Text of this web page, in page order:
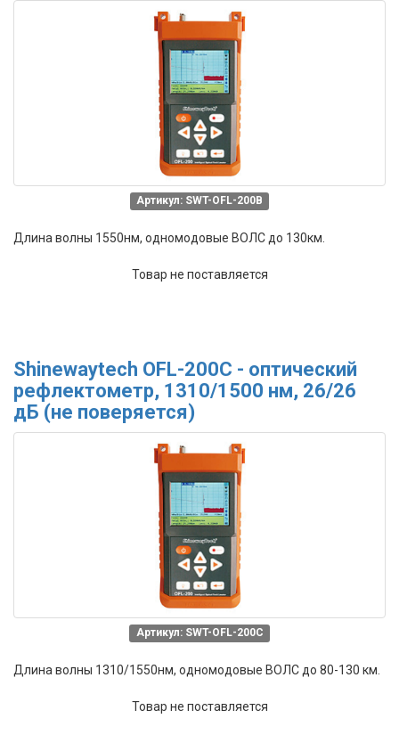
Артикул: SWT-OFL-200B
Длина волны 1550нм, одномодовые ВОЛС до 130км.
Товар не поставляется
Shinewaytech OFL-200C - оптический
рефлектометр, 1310/1500 нм, 26/26
дБ (не поверяется)
Артикул: SWT-OFL-200C
Длина волны 1310/1550нм, одномодовые ВОЛС до 80-130 км.
Товар не поставляется